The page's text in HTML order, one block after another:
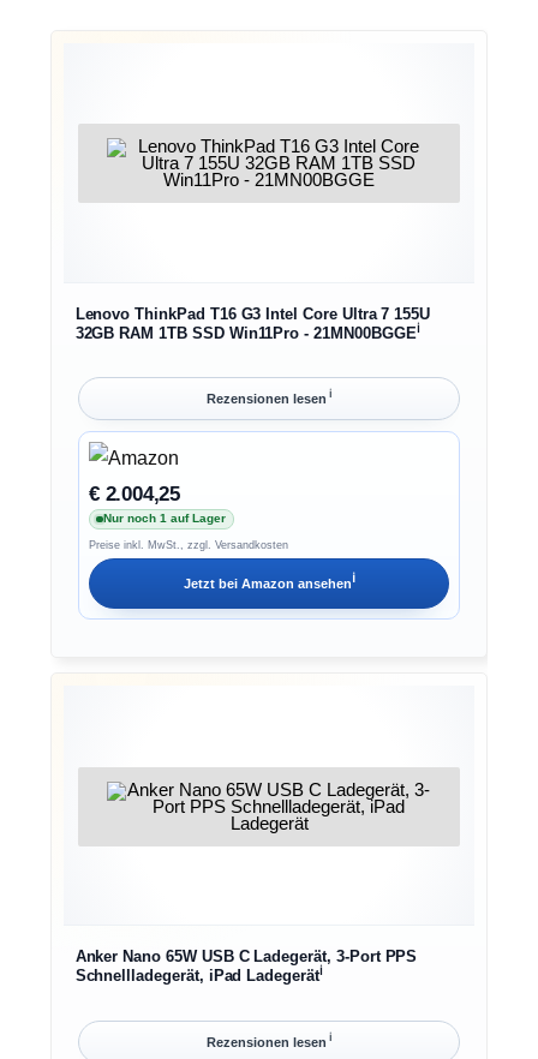
Lenovo ThinkPad T16 G3 Intel Core Ultra 7 155U
32GB RAM 1TB SSD Win11Pro - 21MN00BGGEℹ︎
Rezensionen lesen ℹ︎
€ 2.004,25
Nur noch 1 auf Lager
Preise inkl. MwSt., zzgl. Versandkosten
Jetzt bei Amazon ansehenℹ︎
Anker Nano 65W USB C Ladegerät, 3-Port PPS
Schnellladegerät, iPad Ladegerätℹ︎
Rezensionen lesen ℹ︎